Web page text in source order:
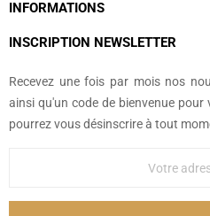
INFORMATIONS
INSCRIPTION NEWSLETTER
Recevez une fois par mois nos
ainsi qu'un code de bienvenue
pourrez vous désinscrire à tout